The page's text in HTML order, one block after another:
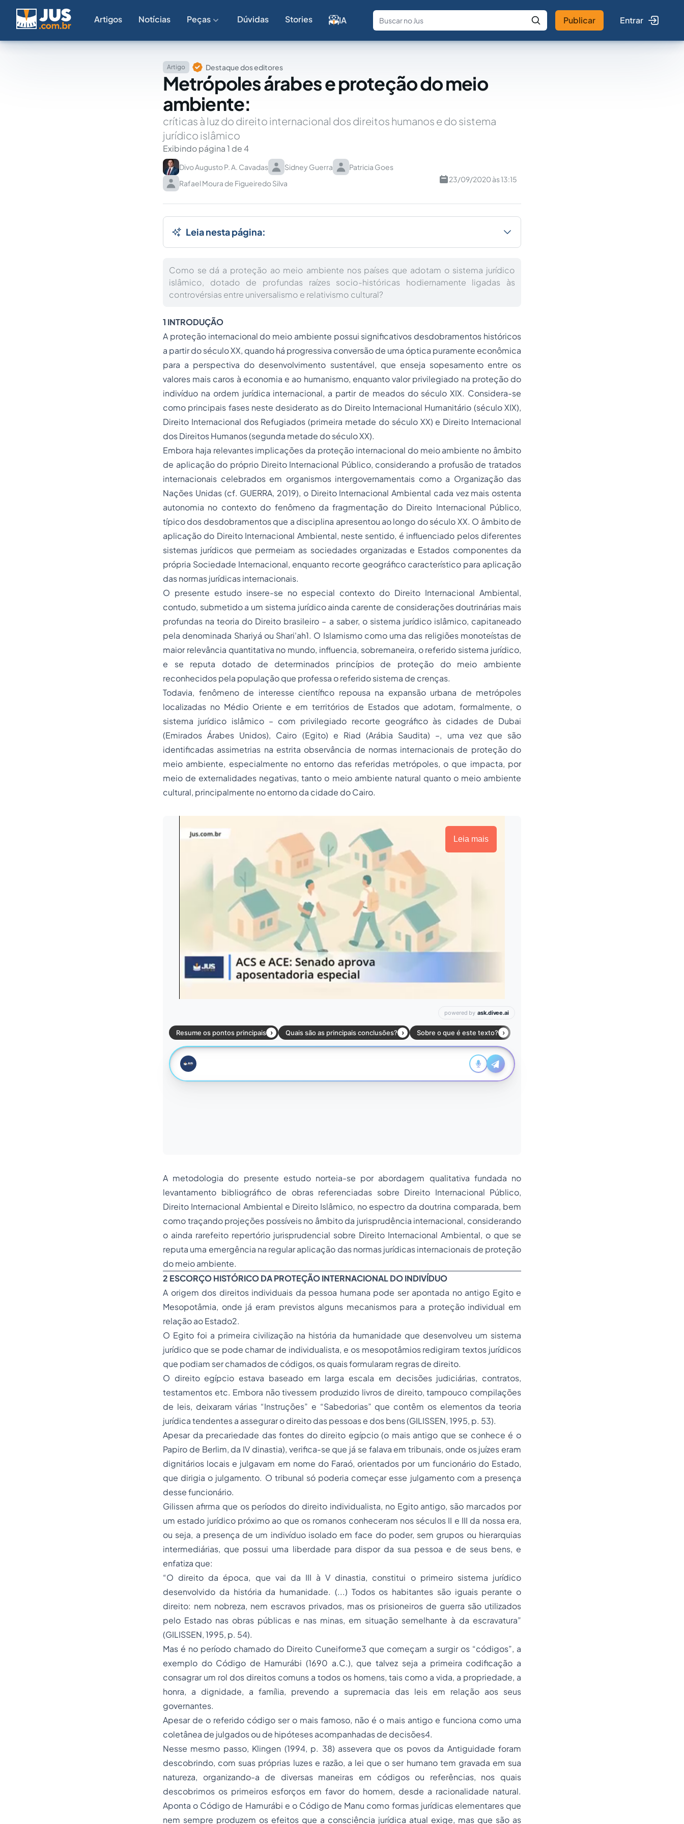
Artigos Notícias Peças Dúvidas Stories IA
Fale com a IA Buscar no Jus
Publicar Entrar
Artigo Destaque dos editores
Metrópoles árabes e proteção do meio
ambiente:
críticas à luz do direito internacional dos direitos humanos e do sistema
jurídico islâmico
Exibindo página 1 de 4
Divo Augusto P. A. Cavadas Sidney Guerra
Patricia Goes
Rafael Moura de Figueiredo Silva
23/09/2020 às 13:15
Leia nesta página:
Como se dá a proteção ao meio ambiente nos países que adotam o sistema jurídico
islâmico, dotado de profundas raízes socio-históricas hodiernamente ligadas às
controvérsias entre universalismo e relativismo cultural?
1 INTRODUÇÃO
A proteção internacional do meio ambiente possui significativos desdobramentos históricos
a partir do século XX, quando há progressiva conversão de uma óptica puramente econômica
para a perspectiva do desenvolvimento sustentável, que enseja sopesamento entre os
valores mais caros à economia e ao humanismo, enquanto valor privilegiado na proteção do
indivíduo na ordem jurídica internacional, a partir de meados do século XIX. Considera-se
como principais fases neste desiderato as do Direito Internacional Humanitário (século XIX),
Direito Internacional dos Refugiados (primeira metade do século XX) e Direito Internacional
dos Direitos Humanos (segunda metade do século XX).
Embora haja relevantes implicações da proteção internacional do meio ambiente no âmbito
de aplicação do próprio Direito Internacional Público, considerando a profusão de tratados
internacionais celebrados em organismos intergovernamentais como a Organização das
Nações Unidas (cf. GUERRA, 2019), o Direito Internacional Ambiental cada vez mais ostenta
autonomia no contexto do fenômeno da fragmentação do Direito Internacional Público,
típico dos desdobramentos que a disciplina apresentou ao longo do século XX. O âmbito de
aplicação do Direito Internacional Ambiental, neste sentido, é influenciado pelos diferentes
sistemas jurídicos que permeiam as sociedades organizadas e Estados componentes da
própria Sociedade Internacional, enquanto recorte geográfico característico para aplicação
das normas jurídicas internacionais.
O presente estudo insere-se no especial contexto do Direito Internacional Ambiental,
contudo, submetido a um sistema jurídico ainda carente de considerações doutrinárias mais
profundas na teoria do Direito brasileiro – a saber, o sistema jurídico islâmico, capitaneado
pela denominada Shariyá ou Shari'ah1. O Islamismo como uma das religiões monoteístas de
maior relevância quantitativa no mundo, influencia, sobremaneira, o referido sistema jurídico,
e se reputa dotado de determinados princípios de proteção do meio ambiente
reconhecidos pela população que professa o referido sistema de crenças.
Todavia, fenômeno de interesse científico repousa na expansão urbana de metrópoles
localizadas no Médio Oriente e em territórios de Estados que adotam, formalmente, o
sistema jurídico islâmico – com privilegiado recorte geográfico às cidades de Dubai
(Emirados Árabes Unidos), Cairo (Egito) e Riad (Arábia Saudita) –, uma vez que são
identificadas assimetrias na estrita observância de normas internacionais de proteção do
meio ambiente, especialmente no entorno das referidas metrópoles, o que impacta, por
meio de externalidades negativas, tanto o meio ambiente natural quanto o meio ambiente
cultural, principalmente no entorno da cidade do Cairo.
Leia mais
A metodologia do presente estudo norteia-se por abordagem qualitativa fundada no
levantamento bibliográfico de obras referenciadas sobre Direito Internacional Público,
Direito Internacional Ambiental e Direito Islâmico, no espectro da doutrina comparada, bem
como traçando projeções possíveis no âmbito da jurisprudência internacional, considerando
o ainda rarefeito repertório jurisprudencial sobre Direito Internacional Ambiental, o que se
reputa uma emergência na regular aplicação das normas jurídicas internacionais de proteção
do meio ambiente.
2 ESCORÇO HISTÓRICO DA PROTEÇÃO INTERNACIONAL DO INDIVÍDUO
A origem dos direitos individuais da pessoa humana pode ser apontada no antigo Egito e
Mesopotâmia, onde já eram previstos alguns mecanismos para a proteção individual em
relação ao Estado2.
O Egito foi a primeira civilização na história da humanidade que desenvolveu um sistema
jurídico que se pode chamar de individualista, e os mesopotâmios redigiram textos jurídicos
que podiam ser chamados de códigos, os quais formularam regras de direito.
O direito egípcio estava baseado em larga escala em decisões judiciárias, contratos,
testamentos etc. Embora não tivessem produzido livros de direito, tampouco compilações
de leis, deixaram várias “Instruções” e “Sabedorias” que contêm os elementos da teoria
jurídica tendentes a assegurar o direito das pessoas e dos bens (GILISSEN, 1995, p. 53).
Apesar da precariedade das fontes do direito egípcio (o mais antigo que se conhece é o
Papiro de Berlim, da IV dinastia), verifica-se que já se falava em tribunais, onde os juízes eram
dignitários locais e julgavam em nome do Faraó, orientados por um funcionário do Estado,
que dirigia o julgamento. O tribunal só poderia começar esse julgamento com a presença
desse funcionário.
Gilissen afirma que os períodos do direito individualista, no Egito antigo, são marcados por
um estado jurídico próximo ao que os romanos conheceram nos séculos II e III da nossa era,
ou seja, a presença de um indivíduo isolado em face do poder, sem grupos ou hierarquias
intermediárias, que possui uma liberdade para dispor da sua pessoa e de seus bens, e
enfatiza que:
“O direito da época, que vai da III à V dinastia, constitui o primeiro sistema jurídico
desenvolvido da história da humanidade. (...) Todos os habitantes são iguais perante o
direito: nem nobreza, nem escravos privados, mas os prisioneiros de guerra são utilizados
pelo Estado nas obras públicas e nas minas, em situação semelhante à da escravatura”
(GILISSEN, 1995, p. 54).
Mas é no período chamado do Direito Cuneiforme3 que começam a surgir os “códigos”, a
exemplo do Código de Hamurábi (1690 a.C.), que talvez seja a primeira codificação a
consagrar um rol dos direitos comuns a todos os homens, tais como a vida, a propriedade, a
honra, a dignidade, a família, prevendo a supremacia das leis em relação aos seus
governantes.
Apesar de o referido código ser o mais famoso, não é o mais antigo e funciona como uma
coletânea de julgados ou de hipóteses acompanhadas de decisões4.
Nesse mesmo passo, Klingen (1994, p. 38) assevera que os povos da Antiguidade foram
descobrindo, com suas próprias luzes e razão, a lei que o ser humano tem gravada em sua
natureza, organizando-a de diversas maneiras em códigos ou referências, nos quais
descobrimos os primeiros esforços em favor do homem, desde a racionalidade natural.
Aponta o Código de Hamurábi e o Código de Manu como formas jurídicas elementares que
nem sempre produzem os efeitos que a consciência jurídica atual exige, mas que são as